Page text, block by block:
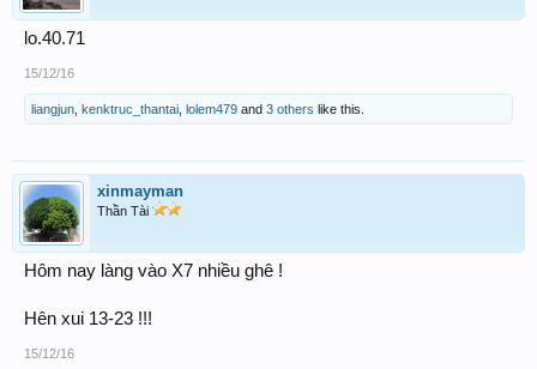
lo.40.71
15/12/16
liangjun kenktruc_thantai lolem479 and 3 others like this.
xinmayman
Thần Tài
Hôm nay làng vào X7 nhiều ghê !
Hên xui 13-23 !!!
15/12/16